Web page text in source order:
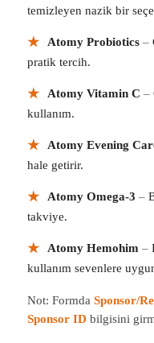
temizleyen nazik bir
★ Atomy Probiotics –
pratik tercih.
★ Atomy Vitamin C –
kullanım.
★ Atomy Evening
hale getirir.
★ Atomy Omega-3 –
takviye.
★ Atomy Hemohim –
kullanım sevenlere
Not: Formda Sponsor/
Sponsor ID bilgisini